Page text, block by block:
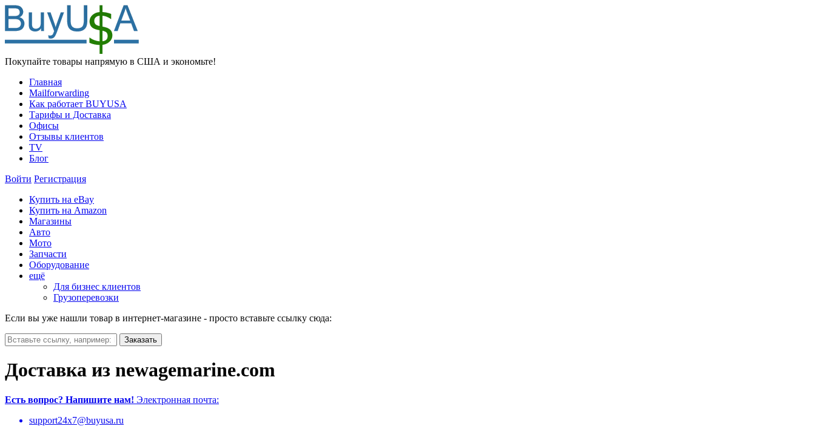
Покупайте товары напрямую в США и экономьте!
Главная
Mailforwarding
Как работает BUYUSA
Тарифы и Доставка
Офисы
Отзывы клиентов
TV
Блог
Войти Регистрация
Купить на eBay
Купить на Amazon
Магазины
Авто
Мото
Запчасти
Оборудование
ещё
Для бизнес клиентов
Грузоперевозки
Если вы уже нашли товар в интернет-магазине - просто вставьте ссылку сюда:
Доставка из newagemarine.com
Есть вопрос? Напишите нам! Электронная почта:
support24x7@buyusa.ru